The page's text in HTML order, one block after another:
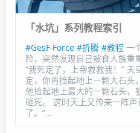
「水坑」系列教程索引
#GesF-Force #折腾 #教程 一
险，突然发现自己被食人族重
“我死定了，上帝救救我！” 天
定，你再捡起地上一颗大石头
他捡起地上最大的一颗石头，
砸死。 这时天上又传来一阵
了。”...